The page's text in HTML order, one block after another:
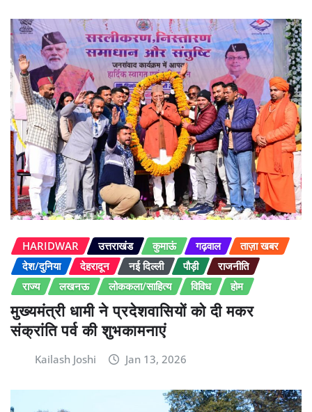
HARIDWAR उत्तराखंड कुमाऊं गढ़वाल
ताज़ा खबर
देश/दुनिया
देहरादून नई दिल्ली पौड़ी
राजनीति
राज्य
लखनऊ लोककला/साहित्य विविध होम
मुख्यमंत्री धामी ने प्रदेशवासियों को दी मकर
संक्रांति पर्व की शुभकामनाएं
Kailash Joshi Jan 13, 2026